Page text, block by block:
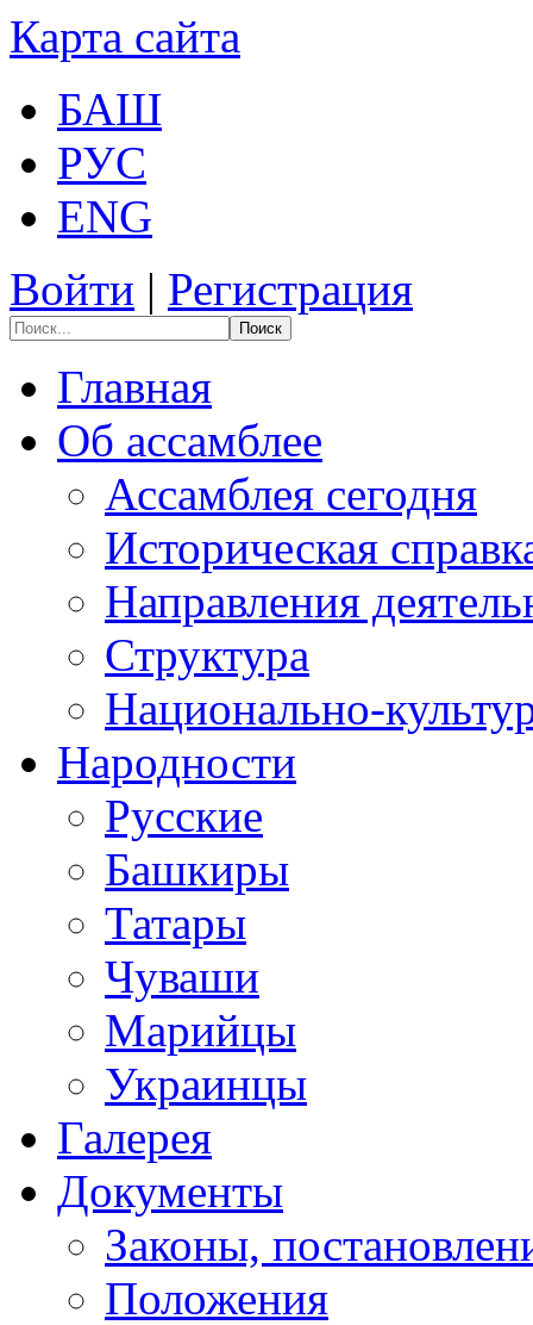
Карта сайта
БАШ
РУС
ENG
Войти | Регистрация
Поиск
Главная
Об ассамблее
Ассамблея сегодня
Историческая
Направления
Структура
Национально-
Народности
Русские
Башкиры
Татары
Чуваши
Марийцы
Украинцы
Галерея
Документы
Законы,
Положения